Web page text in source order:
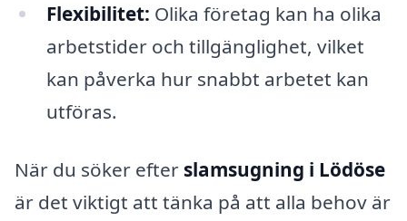
Flexibilitet: Olika företag kan ha olika
arbetstider och tillgänglighet, vilket
kan påverka hur snabbt arbetet kan
utföras.
När du söker efter slamsugning i Lödöse
är det viktigt att tänka på att alla behov är